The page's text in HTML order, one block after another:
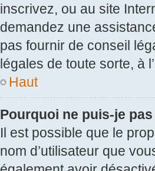
inscrivez, ou au site
demandez une
pas fournir de conseil
légales de toute sorte, à
Haut
Pourquoi ne puis-je
Il est possible que le
nom d’utilisateur que